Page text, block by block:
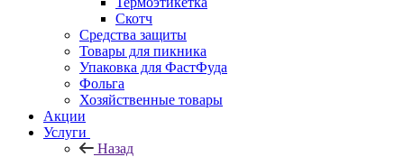
Скотч
Средства защиты
Товары для пикника
Упаковка для ФастФуда
Фольга
Хозяйственные товары
Акции
Услуги
Назад